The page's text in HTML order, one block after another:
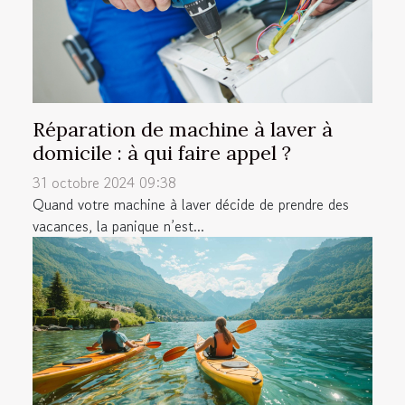
Réparation de machine à laver à
domicile : à qui faire appel ?
31 octobre 2024 09:38
Quand votre machine à laver décide de prendre des
vacances, la panique n’est...